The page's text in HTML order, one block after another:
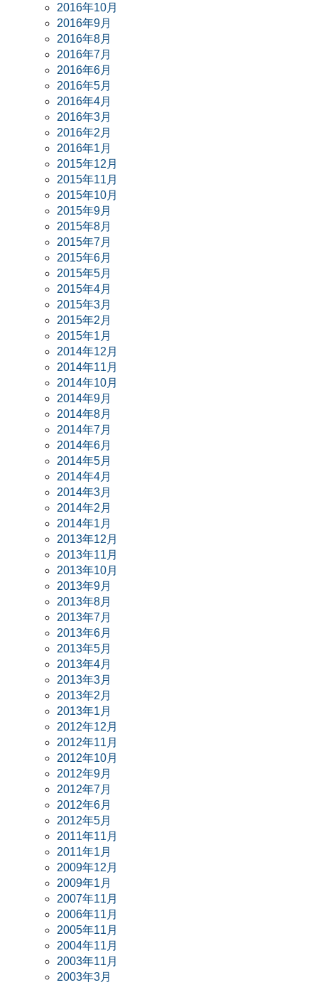
2016年10月
2016年9月
2016年8月
2016年7月
2016年6月
2016年5月
2016年4月
2016年3月
2016年2月
2016年1月
2015年12月
2015年11月
2015年10月
2015年9月
2015年8月
2015年7月
2015年6月
2015年5月
2015年4月
2015年3月
2015年2月
2015年1月
2014年12月
2014年11月
2014年10月
2014年9月
2014年8月
2014年7月
2014年6月
2014年5月
2014年4月
2014年3月
2014年2月
2014年1月
2013年12月
2013年11月
2013年10月
2013年9月
2013年8月
2013年7月
2013年6月
2013年5月
2013年4月
2013年3月
2013年2月
2013年1月
2012年12月
2012年11月
2012年10月
2012年9月
2012年7月
2012年6月
2012年5月
2011年11月
2011年1月
2009年12月
2009年1月
2007年11月
2006年11月
2005年11月
2004年11月
2003年11月
2003年3月